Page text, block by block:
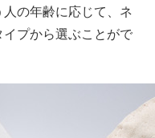
の年齢に応じて、ネ
プから選ぶことがで